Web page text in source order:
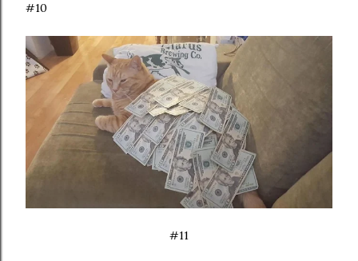
#10
#11